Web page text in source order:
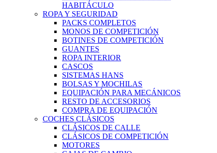
HABITÁCULO
ROPA Y SEGURIDAD
PACKS COMPLETOS
MONOS DE COMPETICIÓN
BOTINES DE COMPETICIÓN
GUANTES
ROPA INTERIOR
CASCOS
SISTEMAS HANS
BOLSAS Y MOCHILAS
EQUIPACIÓN PARA MECÁNICOS
RESTO DE ACCESORIOS
COMPRA DE EQUIPACIÓN
COCHES CLÁSICOS
CLÁSICOS DE CALLE
CLÁSICOS DE COMPETICIÓN
MOTORES